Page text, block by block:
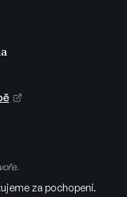
za pochopení.